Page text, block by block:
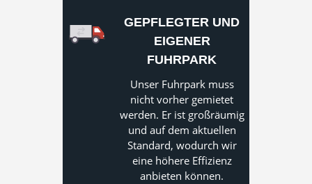
GEPFLEGTER UND
EIGENER
FUHRPARK
Unser Fuhrpark muss
nicht vorher gemietet
werden. Er ist großräumig
und auf dem aktuellen
Standard, wodurch wir
eine höhere Effizienz
anbieten können.